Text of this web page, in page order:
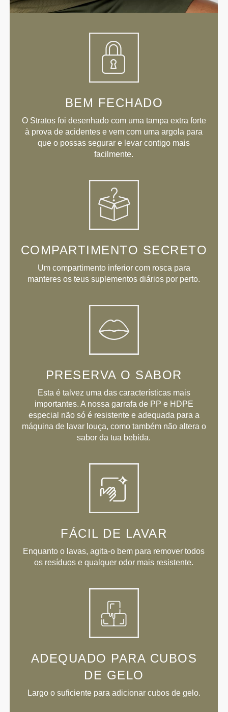
BEM FECHADO
O Stratos foi desenhado com uma tampa extra forte
à prova de acidentes e vem com uma argola para
que o possas segurar e levar contigo mais
facilmente.
COMPARTIMENTO SECRETO
Um compartimento inferior com rosca para
manteres os teus suplementos diários por perto.
PRESERVA O SABOR
Esta é talvez uma das características mais
importantes. A nossa garrafa de PP e HDPE
especial não só é resistente e adequada para a
máquina de lavar louça, como também não altera o
sabor da tua bebida.
FÁCIL DE LAVAR
Enquanto o lavas, agita-o bem para remover todos
os resíduos e qualquer odor mais resistente.
ADEQUADO PARA CUBOS
DE GELO
Largo o suficiente para adicionar cubos de gelo.